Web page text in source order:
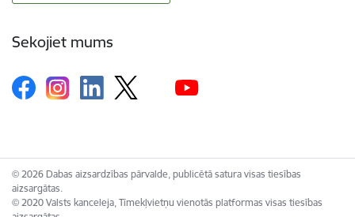
Sekojiet mums
© 2026 Dabas aizsardzības pārvalde, publicētā satura visas tiesības
aizsargātas.
© 2020 Valsts kanceleja, Tīmekļvietņu vienotās platformas visas tiesības